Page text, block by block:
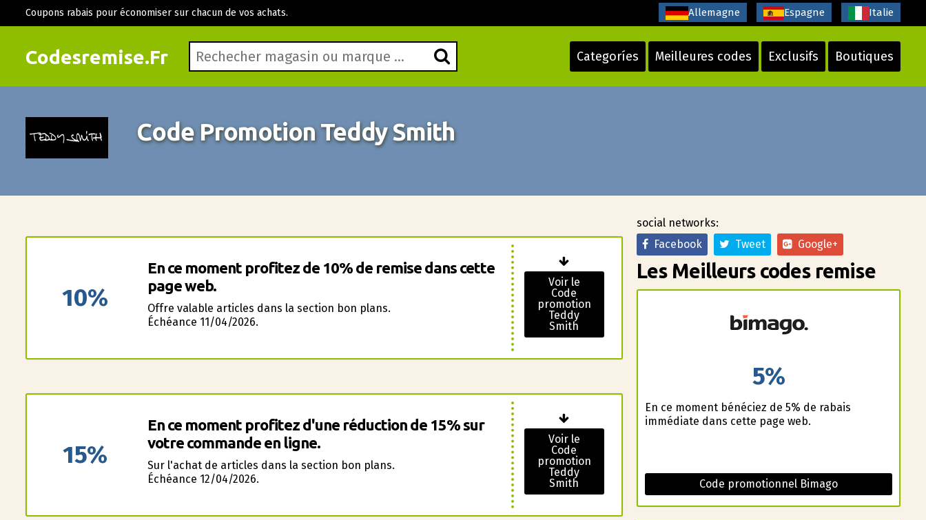
Codesremise.Fr Categoríes Meilleures codes Exclusifs Boutiques
Coupons rabais pour économiser sur chacun de vos achats. Allemagne Espagne Italie
Code Promotion Teddy Smith
10%
En ce moment profitez de 10% de remise dans cette
page web.
Offre valable articles dans la section bon plans.
Échéance 11/04/2026.
Voir le
Code
promotion
Teddy
Smith
15%
En ce moment profitez d'une réduction de 15% sur
votre commande en ligne.
Sur l'achat de articles dans la section bon plans.
Échéance 12/04/2026.
Voir le
Code
promotion
Teddy
Smith
social networks:
Facebook
Tweet Google+
Les Meilleurs codes remise
5%
En ce moment bénéficiez de 5% de rabais
immédiate dans cette page web.
Code promotionnel Bimago